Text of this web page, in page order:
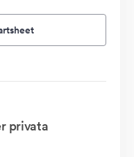
privata